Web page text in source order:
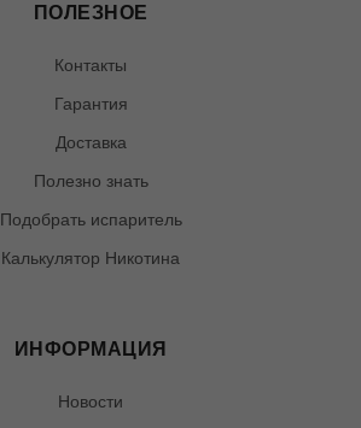
ПОЛЕЗНОЕ
Контакты
Гарантия
Доставка
Полезно знать
Подобрать испаритель
Калькулятор Никотина
ИНФОРМАЦИЯ
Новости